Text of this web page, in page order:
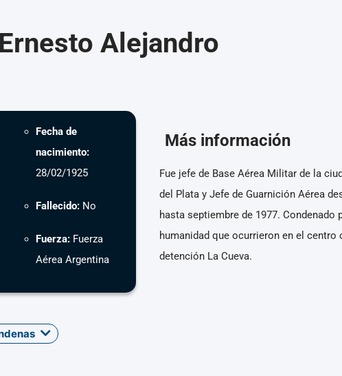
Alejandro
Fecha de
nacimiento:
28/02/1925
Fallecido: No
Fuerza: Fuerza
Aérea Argentina
Más información
Fue jefe de Base Aérea Militar de la
del Plata y Jefe de Guarnición Aérea
hasta septiembre de 1977.
humanidad que ocurrieron en el centro
detención La Cueva.